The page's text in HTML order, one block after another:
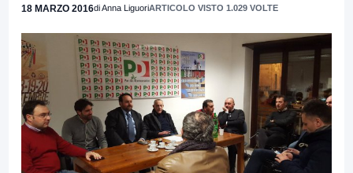
18 MARZO 2016di Anna LiguoriARTICOLO VISTO 1.029 VOLTE